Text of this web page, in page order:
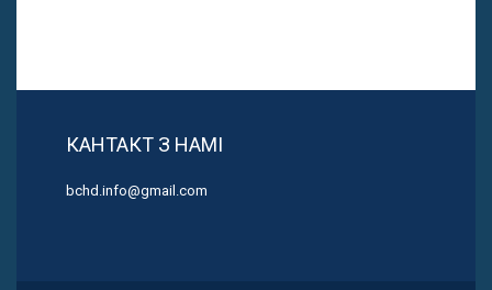
КАНТАКТ З НАМІ
bchd.info@gmail.com